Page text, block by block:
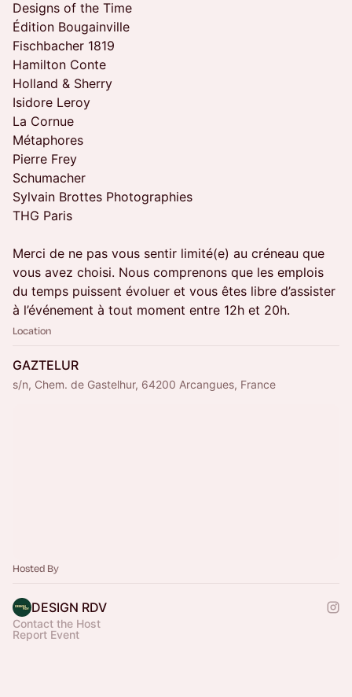
Designs of the Time
Édition Bougainville
Fischbacher 1819
Hamilton Conte
Holland & Sherry
Isidore Leroy
La Cornue
Métaphores
Pierre Frey
Schumacher
Sylvain Brottes Photographies
THG Paris
Merci de ne pas vous sentir limité(e) au créneau que
vous avez choisi. Nous comprenons que les emplois
du temps puissent évoluer et vous êtes libre d’assister
à l’événement à tout moment entre 12h et 20h.
Location
GAZTELUR
s/n, Chem. de Gastelhur, 64200 Arcangues, France
Hosted By
DESIGN RDV
Contact the Host
Report Event